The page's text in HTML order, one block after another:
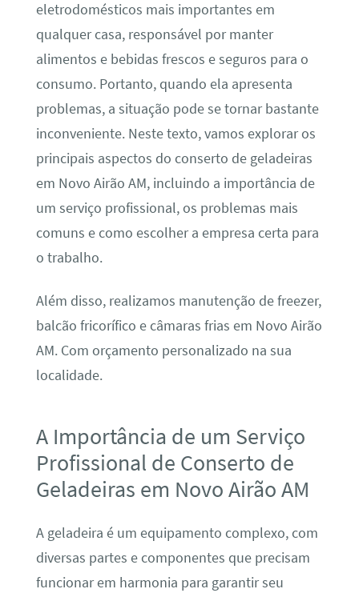
eletrodomésticos mais importantes em
qualquer casa, responsável por manter
alimentos e bebidas frescos e seguros para o
consumo. Portanto, quando ela apresenta
problemas, a situação pode se tornar bastante
inconveniente. Neste texto, vamos explorar os
principais aspectos do conserto de geladeiras
em Novo Airão AM, incluindo a importância de
um serviço profissional, os problemas mais
comuns e como escolher a empresa certa para
o trabalho.
Além disso, realizamos manutenção de freezer,
balcão fricorífico e câmaras frias em Novo Airão
AM. Com orçamento personalizado na sua
localidade.
A Importância de um Serviço
Profissional de Conserto de
Geladeiras em Novo Airão AM
A geladeira é um equipamento complexo, com
diversas partes e componentes que precisam
funcionar em harmonia para garantir seu